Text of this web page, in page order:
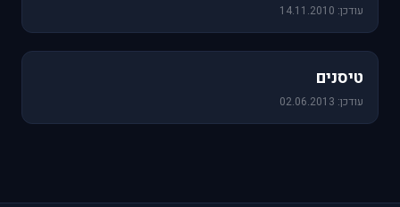
עודכן: 14.11.2010
טיסנים
עודכן: 02.06.2013